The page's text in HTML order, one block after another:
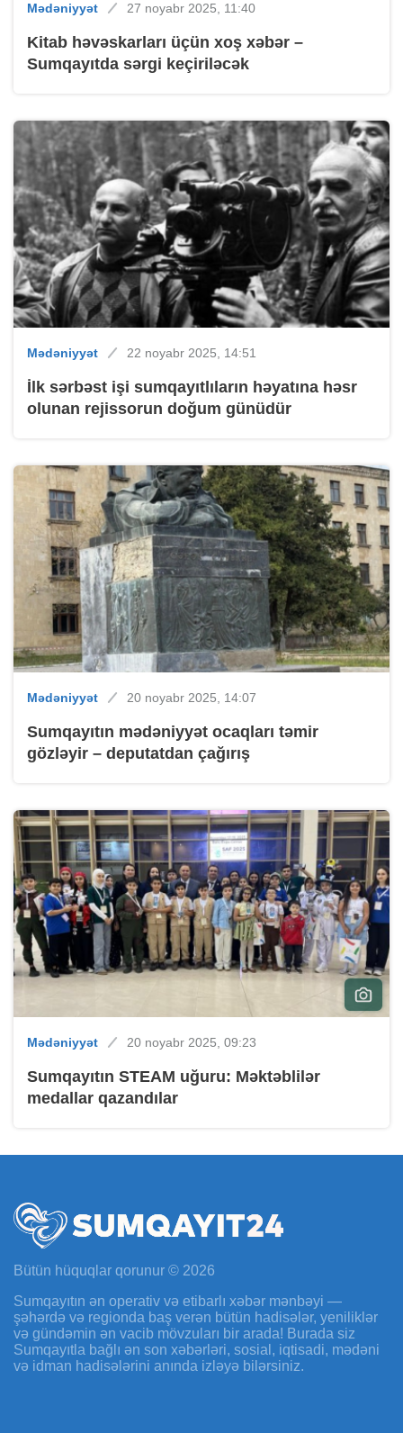
Mədəniyyət 27 noyabr 2025, 11:40
Kitab həvəskarları üçün xoş xəbər –
Sumqayıtda sərgi keçiriləcək
Mədəniyyət 22 noyabr 2025, 14:51
İlk sərbəst işi sumqayıtlıların həyatına həsr
olunan rejissorun doğum günüdür
Mədəniyyət 20 noyabr 2025, 14:07
Sumqayıtın mədəniyyət ocaqları təmir
gözləyir – deputatdan çağırış
Mədəniyyət 20 noyabr 2025, 09:23
Sumqayıtın STEAM uğuru: Məktəblilər
medallar qazandılar
Bütün hüquqlar qorunur © 2026
Sumqayıtın ən operativ və etibarlı xəbər mənbəyi —
şəhərdə və regionda baş verən bütün hadisələr, yeniliklər
və gündəmin ən vacib mövzuları bir arada! Burada siz
Sumqayıtla bağlı ən son xəbərləri, sosial, iqtisadi, mədəni
və idman hadisələrini anında izləyə bilərsiniz.